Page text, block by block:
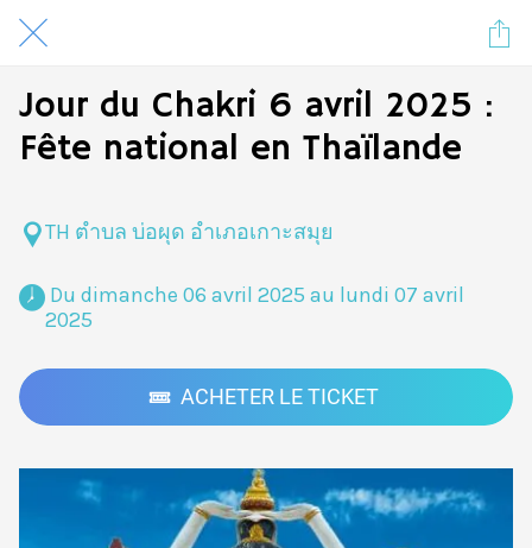
Jour du Chakri 6 avril 2025 :
Fête national en Thaïlande
TH ตำบล บ่อผุด อำเภอเกาะสมุย
2025
ACHETER LE TICKET